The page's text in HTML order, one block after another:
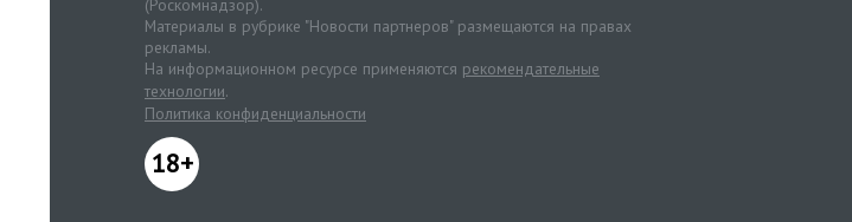
(Роскомнадзор).
Материалы в рубрике "Новости партнеров" размещаются на правах
рекламы.
На информационном ресурсе применяются рекомендательные
технологии.
Политика конфиденциальности
18+